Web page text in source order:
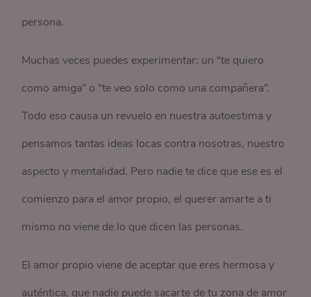
persona.
Muchas veces puedes experimentar: un “te quiero
como amiga” o “te veo solo como una compañera”.
Todo eso causa un revuelo en nuestra autoestima y
pensamos tantas ideas locas contra nosotras, nuestro
aspecto y mentalidad. Pero nadie te dice que ese es el
comienzo para el amor propio, el querer amarte a ti
mismo no viene de lo que dicen las personas.
El amor propio viene de aceptar que eres hermosa y
auténtica, que nadie puede sacarte de tu zona de amor